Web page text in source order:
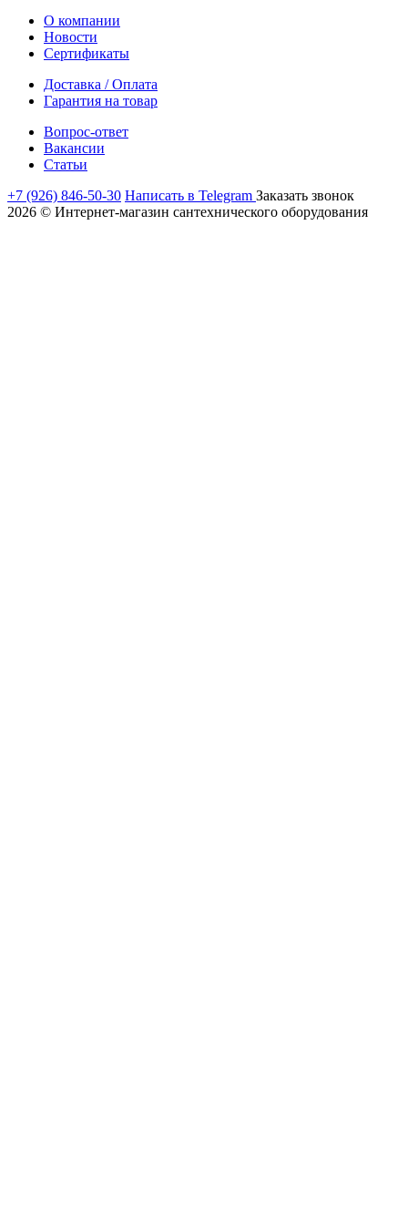
О компании
Новости
Сертификаты
Доставка / Оплата
Гарантия на товар
Вопрос-ответ
Вакансии
Статьи
+7 (926) 846-50-30 Написать в Telegram Заказать звонок
2026 © Интернет-магазин сантехнического оборудования